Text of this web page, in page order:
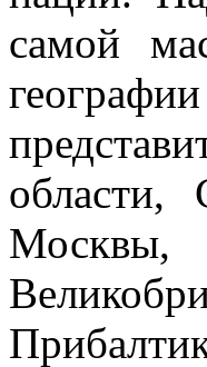
самой
области,
Москвы,